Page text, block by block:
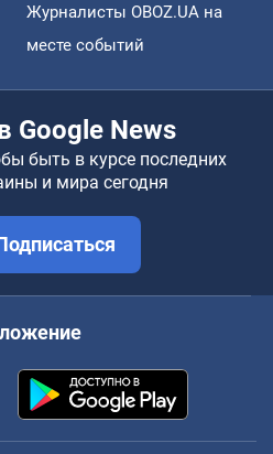
Журналисты OBOZ.UA на
месте событий
Google News
быть в курсе последних
и мира сегодня